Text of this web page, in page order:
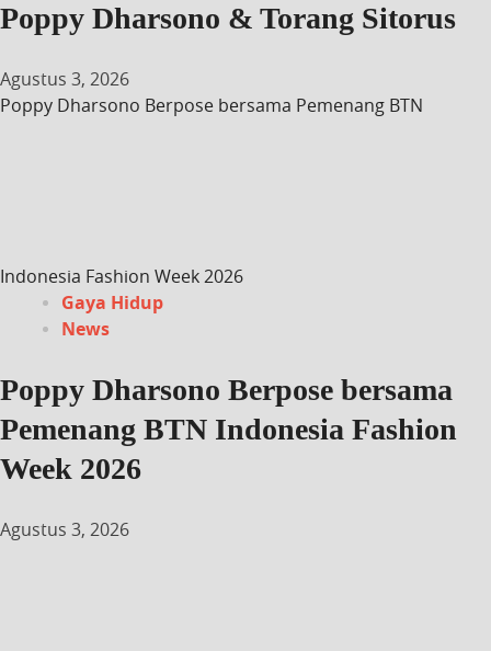
Poppy Dharsono & Torang Sitorus
Agustus 3, 2026
Poppy Dharsono Berpose bersama Pemenang BTN
Indonesia Fashion Week 2026
Gaya Hidup
News
Poppy Dharsono Berpose bersama
Pemenang BTN Indonesia Fashion
Week 2026
Agustus 3, 2026